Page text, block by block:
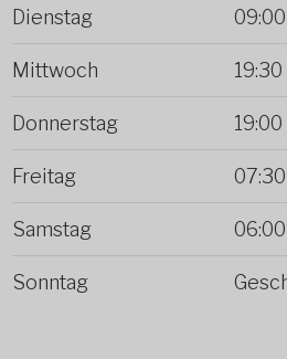
Dienstag 09:00
Mittwoch 19:30
Donnerstag 19:00
Freitag 07:30
Samstag 06:00
Sonntag